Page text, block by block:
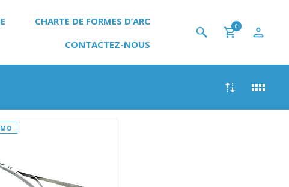
CHARTE DE FORMES D’ARC
CONTACTEZ-NOUS
0